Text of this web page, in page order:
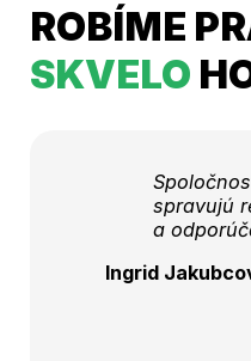
ROBÍME
SKVELO
spravujú
a
Ingrid